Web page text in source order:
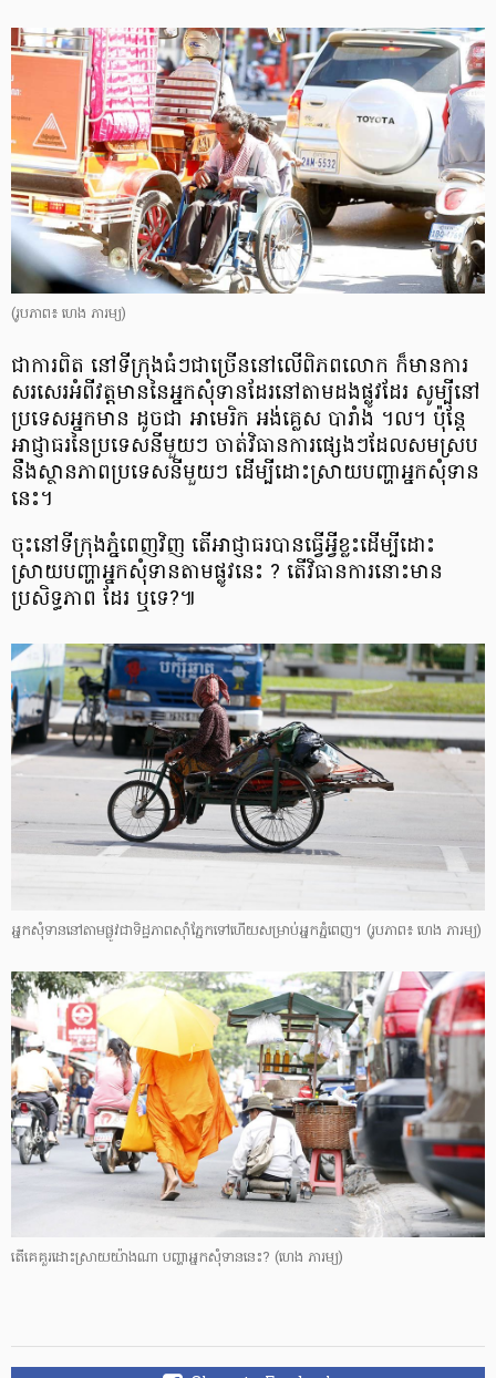
(រូបភាព៖ ហេង ភារម្យ)
ជាការពិត នៅទីក្រុងធំៗជាច្រើននៅលើពិភពលោក ក៏មានការ
សរសេរអំពីវត្តមាននៃអ្នកសុំទានដែរនៅតាមដងផ្លូវដែរ សូម្បីនៅ
ប្រទេសអ្នកមាន ដូចជា អាមេរិក អង់គ្លេស បារាំង ។ល។ ប៉ុន្តែ
អាជ្ញាធរនៃប្រទេសនីមួយៗ ចាត់វិធានការផ្សេងៗដែលសមស្រប
នឹងស្ថានភាពប្រទេសនីមួយៗ ដើម្បីដោះស្រាយបញ្ហាអ្នកសុំទាន
នេះ។
ចុះនៅទីក្រុងភ្នំពេញវិញ តើអាជ្ញាធរបានធ្វើអ្វីខ្លះដើម្បីដោះ
ស្រាយបញ្ហាអ្នកសុំទានតាមផ្លូវនេះ ? តើវិធានការនោះមាន
ប្រសិទ្ធភាព ដែរ ឬទេ?៕
អ្នក​សុំទាន​នៅ​តាម​ផ្លូវ​ជា​ទិដ្ឋភាព​ស៊ាំ​ភ្នែក​ទៅ​ហើយ​សម្រាប់​អ្នក​ភ្នំពេញ។ (រូបភាព​៖ ហេង ភារម្យ)
តើ​គេ​គួរ​ដោះស្រាយ​យ៉ាង​ណា​ បញ្ហា​អ្នក​សុំទាននេះ? (ហេង ភារម្យ)